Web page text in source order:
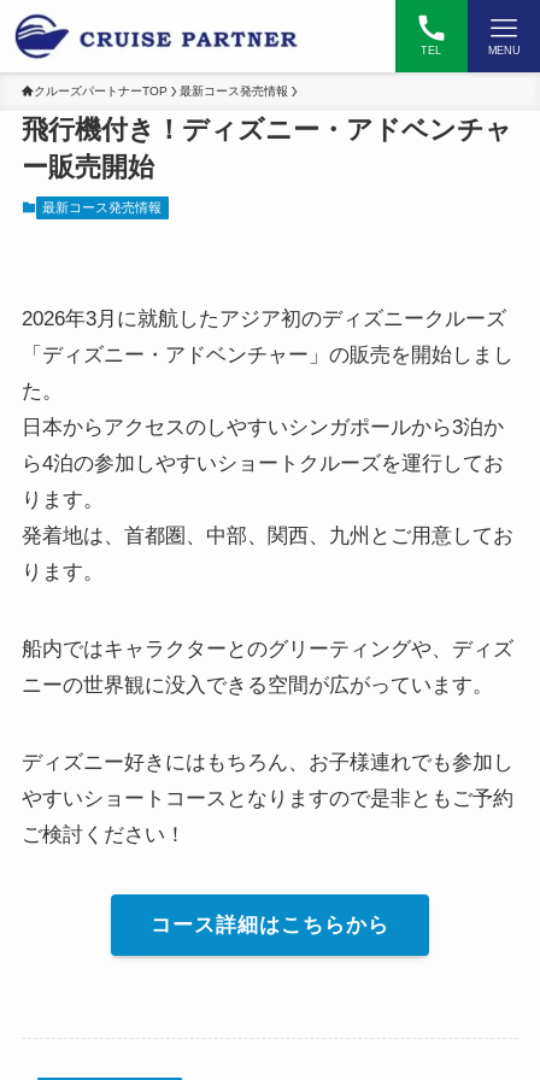
TEL MENU
クルーズパートナーTOP 最新コース発売情報
飛行機付き！ディズニー・アドベンチャ
ー販売開始
最新コース発売情報
2026年3月に就航したアジア初のディズニークルーズ
「ディズニー・アドベンチャー」の販売を開始しまし
た。
日本からアクセスのしやすいシンガポールから3泊か
ら4泊の参加しやすいショートクルーズを運行してお
ります。
発着地は、首都圏、中部、関西、九州とご用意してお
ります。
船内ではキャラクターとのグリーティングや、ディズ
ニーの世界観に没入できる空間が広がっています。
ディズニー好きにはもちろん、お子様連れでも参加し
やすいショートコースとなりますので是非ともご予約
ご検討ください！
コース詳細はこちらから